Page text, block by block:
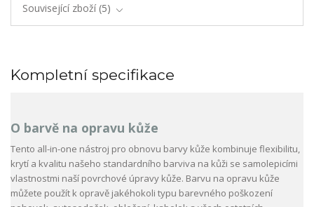
Související zboží 5
Kompletní specifikace
O barvě na opravu kůže
Tento all-in-one nástroj pro obnovu barvy kůže kombinuje flexibilitu,
krytí a kvalitu našeho standardního barviva na kůži se samolepicími
vlastnostmi naší povrchové úpravy kůže. Barvu na opravu kůže
můžete použít k opravě jakéhokoli typu barevného poškození